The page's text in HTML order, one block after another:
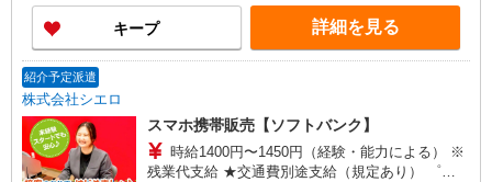
給(規定有) ★月2回払い・週払い可能（規程有）★
゜・。○。・゜+゜・。○。・゜+゜
キープ 詳細を見る
紹介予定派遣
株式会社シエロ
スマホ携帯販売【ソフトバンク】
時給1400円〜1450円（経験・能力による） ※
残業代支給 ★交通費別途支給（規定あり） ゜